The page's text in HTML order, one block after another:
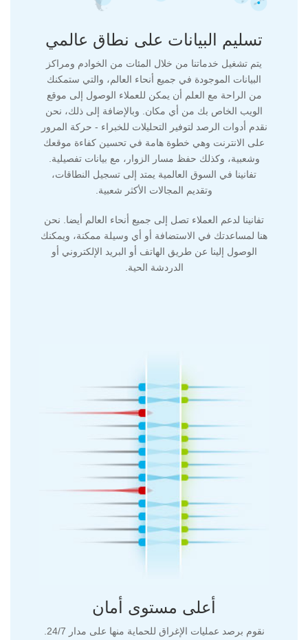
تسليم البيانات على نطاق عالمي
يتم تشغيل خدماتنا من خلال المئات من الخوادم ومراكز
البيانات الموجودة في جميع أنحاء العالم، والتي ستمكنك
من الراحة مع العلم أن يمكن للعملاء الوصول إلى موقع
الويب الخاص بك من أي مكان. وبالإضافة إلى ذلك، نحن
نقدم أدوات الرصد لتوفير التحليلات للخبراء - حركة المرور
على الانترنت وهي خطوة هامة في تحسين كفاءة موقعك
وشعبية، وكذلك حفظ مسار الزوار، مع بيانات تفصيلية.
تفانينا في السوق العالمية يمتد إلى تسجيل النطاقات،
وتقديم المجالات الأكثر شعبية.
تفانينا لدعم العملاء تصل إلى جميع أنحاء العالم أيضا. نحن
هنا لمساعدتك في الاستضافة أو أي وسيلة ممكنة، ويمكنك
الوصول إلينا عن طريق الهاتف أو البريد الإلكتروني أو
الدردشة الحية.
أعلى مستوى أمان